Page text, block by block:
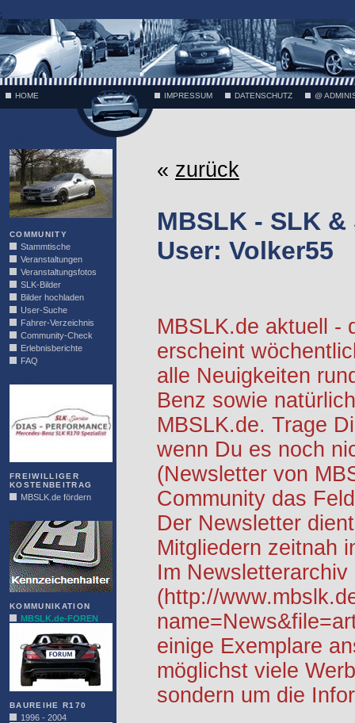
;
HOME IMPRESSUM DATENSCHUTZ @
COMMUNITY
Stammtische
Veranstaltungen
Veranstaltungsfotos
SLK-Bilder
Bilder hochladen
User-Suche
Fahrer-Verzeichnis
Community-Check
Erlebnisberichte
FAQ
FREIWILLIGER
KOSTENBEITRAG
MBSLK.de fördern
KOMMUNIKATION
MBSLK.de-FOREN
BAUREIHE R170
1996 - 2004
« zurück
MBSLK - SLK
User: Volker55
MBSLK.de aktuell -
erscheint
alle Neuigkeiten
Benz sowie
MBSLK.de. Trage
wenn Du es noch
(Newsletter von
Community das
Der Newsletter
Mitgliedern zeitnah
Im Newsletterarchiv
(http://
einige Exemplare
möglichst viele
sondern um die